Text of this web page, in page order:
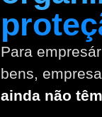
Para
bens,
ainda não